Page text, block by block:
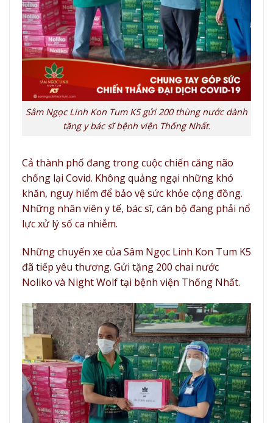
Sâm Ngọc Linh Kon Tum K5 gửi 200 thùng nước dành
tặng y bác sĩ bệnh viện Thống Nhất.
Cả thành phố đang trong cuộc chiến căng não
chống lại Covid. Không quảng ngại những khó
khăn, nguy hiểm để bảo vệ sức khỏe cộng đồng.
Những nhân viên y tế, bác sĩ, cán bộ đang phải nổ
lực xử lý số ca nhiễm.
Những chuyến xe của Sâm Ngọc Linh Kon Tum K5
đã tiếp yêu thương. Gửi tặng 200 chai nước
Noliko và Night Wolftại bệnh viện Thống Nhất.